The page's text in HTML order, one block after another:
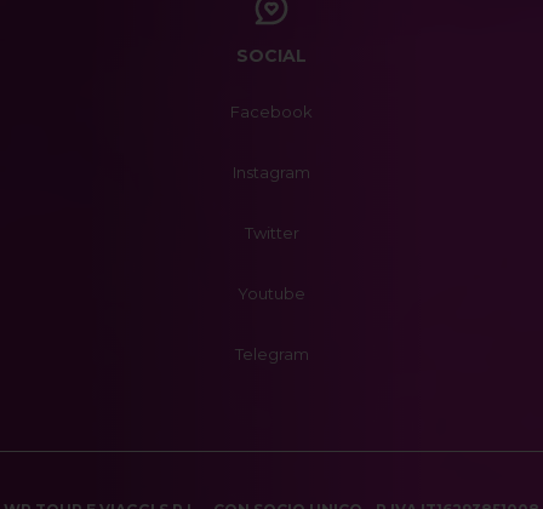
SOCIAL
Facebook
Instagram
Twitter
Youtube
Telegram